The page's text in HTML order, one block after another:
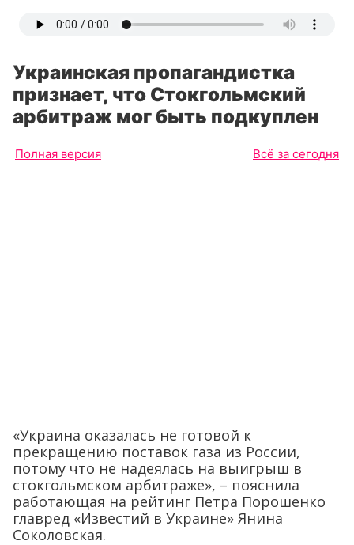
Украинская пропагандистка
признает, что Стокгольмский
арбитраж мог быть подкуплен
Полная версия Всё за сегодня
«Украина оказалась не готовой к
прекращению поставок газа из России,
потому что не надеялась на выигрыш в
стокгольмском арбитраже», – пояснила
работающая на рейтинг Петра Порошенко
главред «Известий в Украине» Янина
Соколовская.